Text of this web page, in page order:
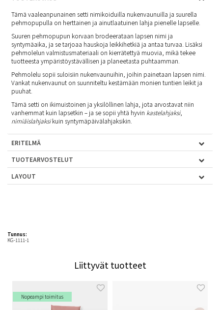
Tämä vaaleanpunainen setti nimikoiduilla nukenvaunuilla ja suurella
pehmopupulla on herttainen ja ainutlaatuinen lahja pienelle lapselle.
Suuren pehmopupun korvaan brodeerataan lapsen nimi ja
syntymäaika, ja se tarjoaa hauskoja leikkihetkiä ja antaa turvaa. Lisäksi
pehmolelun valmistusmateriaali on kierrätettyä muovia, mikä tekee
tuotteesta ympäristöystävällisen ja planeetasta puhtaamman.
Pehmolelu sopii suloisiin nukenvaunuihin, joihin painetaan lapsen nimi.
Vankat nukenvaunut on suunniteltu kestämään monien tuntien leikit ja
puuhat.
Tämä setti on ikimuistoinen ja yksilöllinen lahja, jota arvostavat niin
vanhemmat kuin lapsetkin – ja se sopii yhtä hyvin kastelahjaksi,
nimiäislahjaksikuin syntymäpäivälahjaksikin.
ERITELMÄ
TUOTEARVOSTELUT
LAYOUT
Tunnus:
KG-1111-1
Liittyvät tuotteet
Nopeampi toimitus